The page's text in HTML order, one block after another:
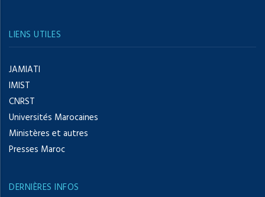
LIENS UTILES
JAMIATI
IMIST
CNRST
Universités Marocaines
Ministères et autres
Presses Maroc
DERNIÈRES INFOS